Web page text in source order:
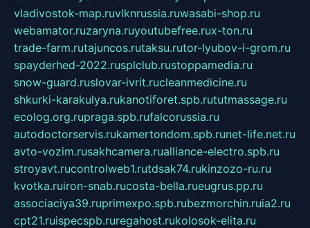
vladivostok-map.ruvlknrussia.ruwasabi-shop.ru
webamator.ruzaryna.ruyoutubefree.rux-ton.ru
trade-farm.rutajuncos.rutaksu.rutor-lyubov-i-grom.ru
spayderhed-2022.rusplclub.rustoppamedia.ru
snow-guard.ruslovar-ivrit.rucleanmedicine.ru
shkurki-karakulya.rukanotiforet.spb.rututmassage.ru
ecolog.org.rupraga.spb.rufalcorussia.ru
autodoctorservis.rukamertondom.spb.runet-life.net.ru
avto-vozim.rusakhcamera.rualliance-electro.spb.ru
stroyavt.rucontrolweb1.rutdsak74.rukinzozo-ru.ru
kvotka.ruiron-snab.rucosta-bella.rueugrus.pp.ru
associaciya39.ruprimexpo.spb.rubezmorchin.ruia2.ru
cpt21.ruispecspb.ruregahost.rukolosok-elita.ru